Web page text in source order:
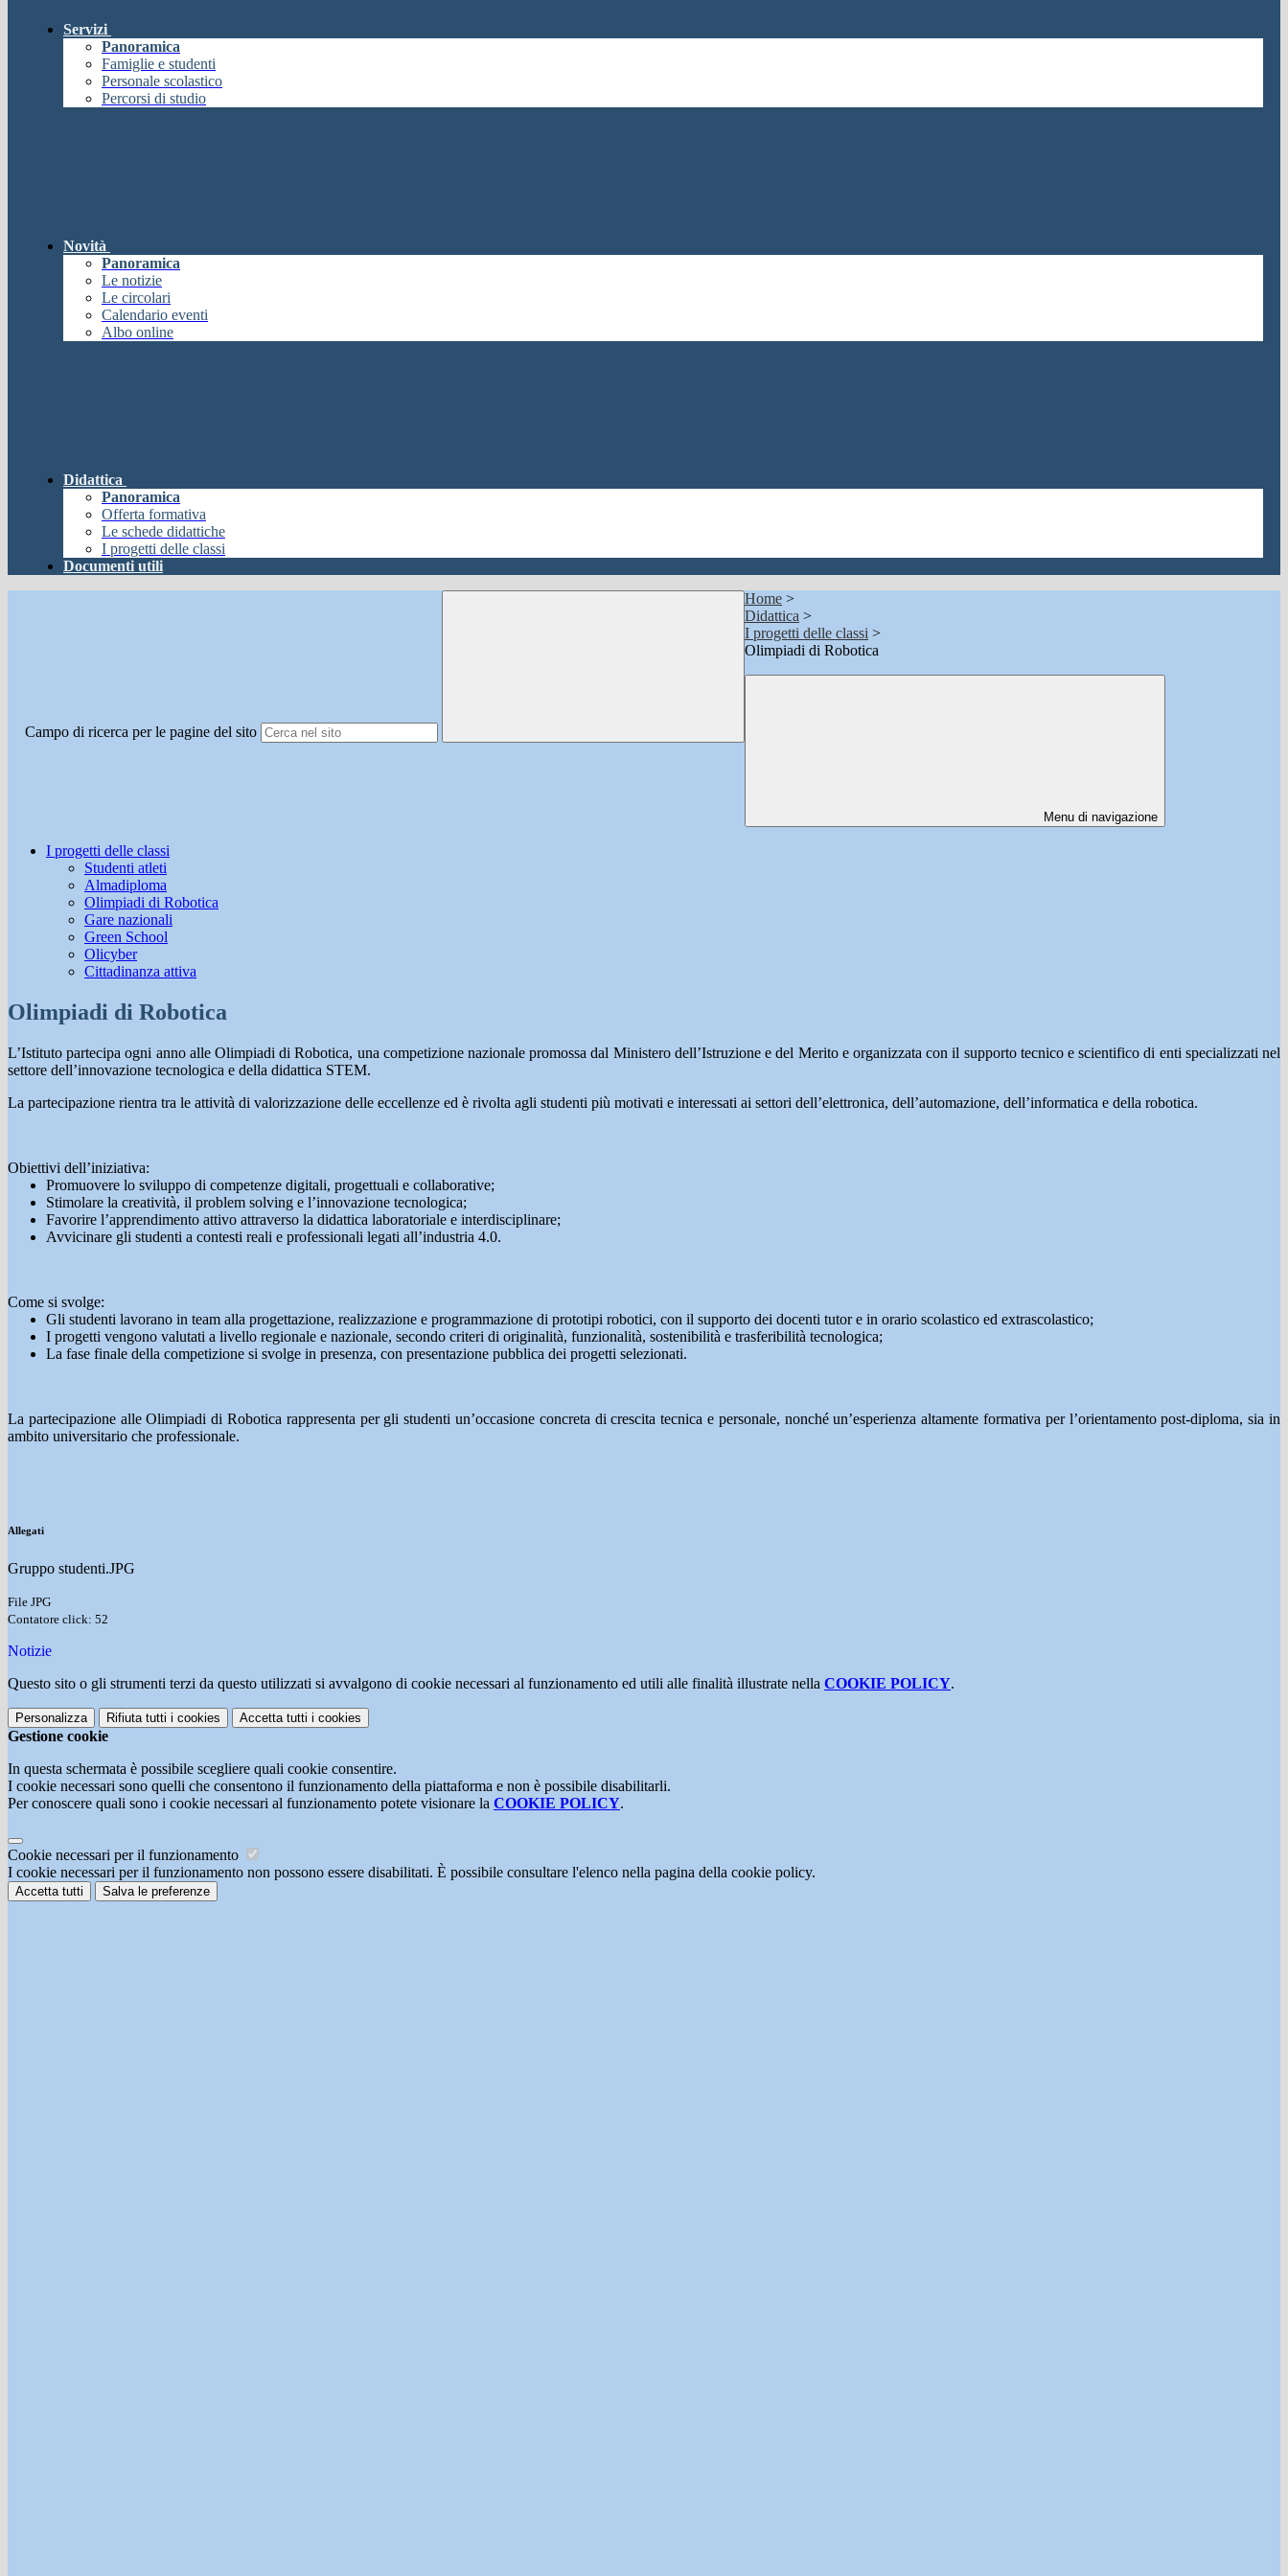
Servizi
Panoramica
Famiglie e studenti
Personale scolastico
Percorsi di studio
Novità
Panoramica
Le notizie
Le circolari
Calendario eventi
Albo online
Didattica
Panoramica
Offerta formativa
Le schede didattiche
I progetti delle classi
Documenti utili
Campo di ricerca per le pagine del sito
Home >
Didattica >
I progetti delle classi >
Olimpiadi di Robotica
Menu di navigazione
I progetti delle classi
Studenti atleti
Almadiploma
Olimpiadi di Robotica
Gare nazionali
Green School
Olicyber
Cittadinanza attiva
Olimpiadi di Robotica
L’Istituto partecipa ogni anno alle Olimpiadi di Robotica, una competizione nazionale promossa dal Ministero dell’Istruzione e del Merito e organizzata con il supporto tecnico e scientifico di enti specializzati nel
settore dell’innovazione tecnologica e della didattica STEM.
La partecipazione rientra tra le attività di valorizzazione delle eccellenze ed è rivolta agli studenti più motivati e interessati ai settori dell’elettronica, dell’automazione, dell’informatica e della robotica.
Obiettivi dell’iniziativa:
Promuovere lo sviluppo di competenze digitali, progettuali e collaborative;
Stimolare la creatività, il problem solving e l’innovazione tecnologica;
Favorire l’apprendimento attivo attraverso la didattica laboratoriale e interdisciplinare;
Avvicinare gli studenti a contesti reali e professionali legati all’industria 4.0.
Come si svolge:
Gli studenti lavorano in team alla progettazione, realizzazione e programmazione di prototipi robotici, con il supporto dei docenti tutor e in orario scolastico ed extrascolastico;
I progetti vengono valutati a livello regionale e nazionale, secondo criteri di originalità, funzionalità, sostenibilità e trasferibilità tecnologica;
La fase finale della competizione si svolge in presenza, con presentazione pubblica dei progetti selezionati.
La partecipazione alle Olimpiadi di Robotica rappresenta per gli studenti un’occasione concreta di crescita tecnica e personale, nonché un’esperienza altamente formativa per l’orientamento post-diploma, sia in
ambito universitario che professionale.
Allegati
Gruppo studenti.JPG
File JPG
Contatore click: 52
Notizie
Questo sito o gli strumenti terzi da questo utilizzati si avvalgono di cookie necessari al funzionamento ed utili alle finalità illustrate nella COOKIE POLICY.
Personalizza Rifiuta tutti i cookies Accetta tutti i cookies
Gestione cookie
In questa schermata è possibile scegliere quali cookie consentire.
I cookie necessari sono quelli che consentono il funzionamento della piattaforma e non è possibile disabilitarli.
Per conoscere quali sono i cookie necessari al funzionamento potete visionare la COOKIE POLICY.
Cookie necessari per il funzionamento
I cookie necessari per il funzionamento non possono essere disabilitati. È possibile consultare l'elenco nella pagina della cookie policy.
Accetta tutti Salva le preferenze